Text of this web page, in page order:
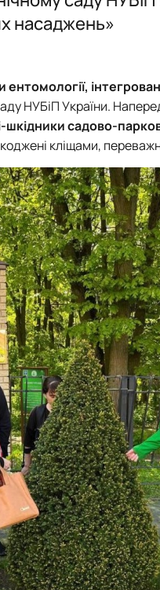
насаджень»
ентомології,
НУБіП України.
шкідники садово-
кліщами,